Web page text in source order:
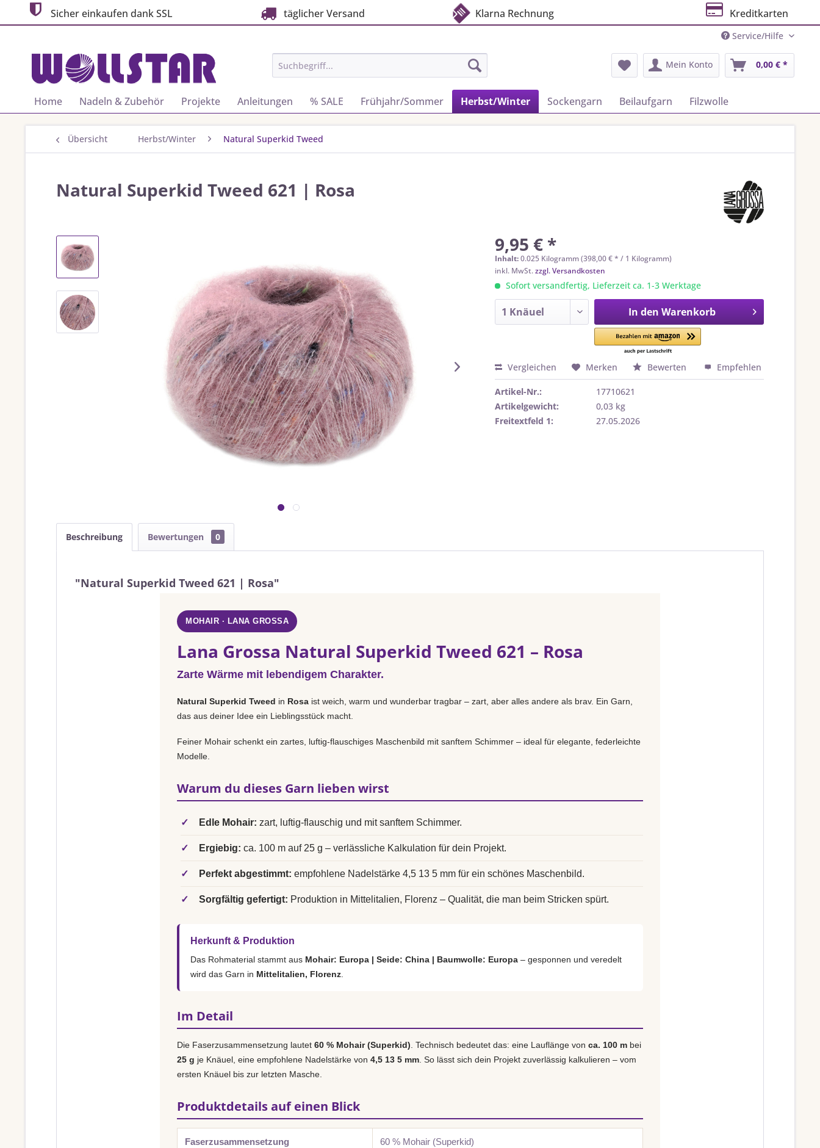
Sicher einkaufen dank SSL täglicher Versand Klarna Rechnung Kreditkarten
Service/Hilfe
Mein Konto 0,00 € *
Home Nadeln & Zubehör Projekte Anleitungen % SALE Frühjahr/Sommer Herbst/Winter Sockengarn Beilaufgarn Filzwolle
Übersicht Herbst/Winter Natural Superkid Tweed
Natural Superkid Tweed 621 | Rosa
9,95 € *
Inhalt:0.025 Kilogramm (398,00 € * / 1 Kilogramm)
inkl. MwSt.zzgl. Versandkosten
Sofort versandfertig, Lieferzeit ca. 1-3 Werktage
In den Warenkorb
Vergleichen Merken Bewerten Empfehlen
Artikel-Nr.:
17710621
Artikelgewicht:
0,03 kg
Freitextfeld 1:
27.05.2026
Beschreibung Bewertungen 0
"Natural Superkid Tweed 621 | Rosa"
MOHAIR · LANA GROSSA
Lana Grossa Natural Superkid Tweed 621 – Rosa
Zarte Wärme mit lebendigem Charakter.
Natural Superkid Tweed in Rosa ist weich, warm und wunderbar tragbar – zart, aber alles andere als brav. Ein Garn,
das aus deiner Idee ein Lieblingsstück macht.
Feiner Mohair schenkt ein zartes, luftig-flauschiges Maschenbild mit sanftem Schimmer – ideal für elegante, federleichte
Modelle.
Warum du dieses Garn lieben wirst
✓ Edle Mohair: zart, luftig-flauschig und mit sanftem Schimmer.
✓ Ergiebig: ca. 100 m auf 25 g – verlässliche Kalkulation für dein Projekt.
✓ Perfekt abgestimmt: empfohlene Nadelstärke 4,5 13 5 mm für ein schönes Maschenbild.
✓ Sorgfältig gefertigt: Produktion in Mittelitalien, Florenz – Qualität, die man beim Stricken spürt.
Herkunft & Produktion
Das Rohmaterial stammt aus Mohair: Europa | Seide: China | Baumwolle: Europa – gesponnen und veredelt
wird das Garn in Mittelitalien, Florenz
Im Detail
Die Faserzusammensetzung lautet 60 % Mohair (Superkid) . Technisch bedeutet das: eine Lauflänge von ca. 100 m bei
25 g je Knäuel, eine empfohlene Nadelstärke von 4,5 13 5 mm . So lässt sich dein Projekt zuverlässig kalkulieren – vom
ersten Knäuel bis zur letzten Masche.
Produktdetails auf einen Blick
Faserzusammensetzung 60 % Mohair (Superkid)